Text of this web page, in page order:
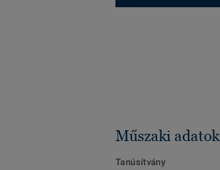
Műszaki adatok
Tanúsítvány